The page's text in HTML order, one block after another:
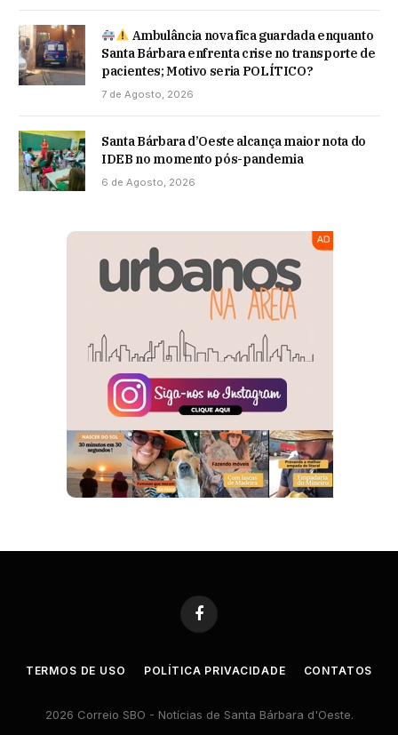
Ambulância nova fica guardada enquanto
Santa Bárbara enfrenta crise no transporte de
pacientes; Motivo seria POLÍTICO?
7 de Agosto, 2026
Santa Bárbara d’Oeste alcança maior nota do
IDEB no momento pós-pandemia
6 de Agosto, 2026
Facebook
TERMOS DE USO POLÍTICA PRIVACIDADE CONTATOS
2026 Correio SBO - Notícias de Santa Bárbara d'Oeste.